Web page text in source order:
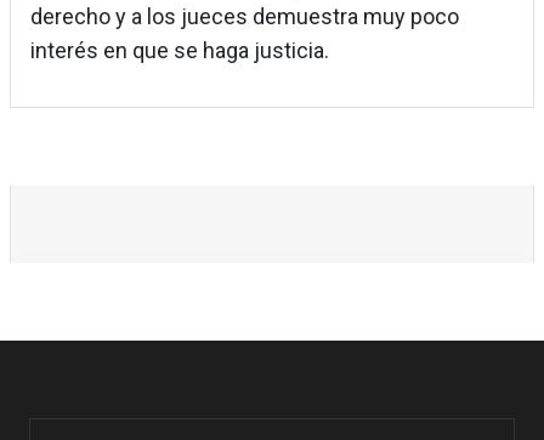
derecho y a los jueces demuestra muy poco
interés en que se haga justicia.